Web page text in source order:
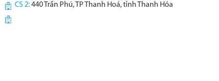
CS 2:440 Trần Phú, TP Thanh Hoá, tỉnh Thanh Hóa